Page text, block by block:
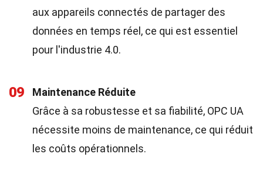
aux appareils connectés de partager des
données en temps réel, ce qui est essentiel
pour l'industrie 4.0.
09
Maintenance Réduite
Grâce à sa robustesse et sa fiabilité, OPC UA
nécessite moins de maintenance, ce qui réduit
les coûts opérationnels.